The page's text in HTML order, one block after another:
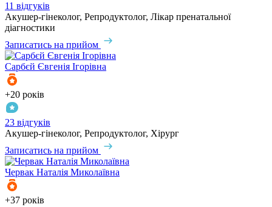
11 відгуків
Акушер-гінеколог, Репродуктолог, Лікар пренатальної
діагностики
Записатись на прийом
Сарбєй Євгенія Ігорівна
+20 років
23 відгуків
Акушер-гінеколог, Репродуктолог, Хірург
Записатись на прийом
Червак Наталія Миколаївна
+37 років